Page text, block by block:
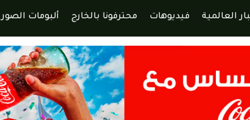
العالمية فيديوهات محترفونا بالخارج ألبومات الصور